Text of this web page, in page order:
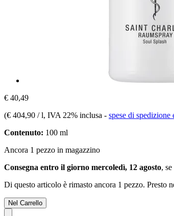
€ 40,49
(€ 404,90 / l, IVA 22% inclusa - spese di spedizione
Contenuto: 100 ml
Ancora 1 pezzo in magazzino
Consegna entro il giorno mercoledì, 12 agosto,
Di questo articolo è rimasto ancora 1 pezzo. Presto
Nel Carrello